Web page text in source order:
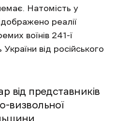
Натомість у
реалії
воїнів 241-ї
від російського
від представників
визвольної